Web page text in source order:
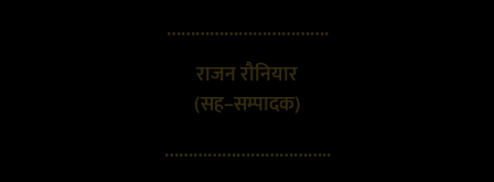
…………………………….
राजन रौनियार
(सह–सम्पादक)
……………………………..